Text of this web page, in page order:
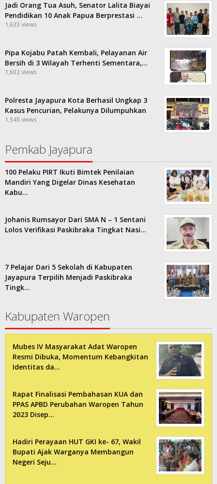
Jadi Orang Tua Asuh, Senator Lalita Biayai
Pendidikan 10 Anak Papua Berprestasi …
1,633 views
Pipa Kojabu Patah Kembali, Pelayanan Air
Bersih di 3 Wilayah Terhenti Sementara,…
1,602 views
Polresta Jayapura Kota Berhasil Ungkap 3
Kasus Pencurian, Pelakunya Dilumpuhkan
1,545 views
Pemkab Jayapura
100 Pelaku PIRT Ikuti Bimtek Penilaian
Mandiri Yang Digelar Dinas Kesehatan
Kabu…
Johanis Rumsayor Dari SMA N – 1 Sentani
Lolos Verifikasi Paskibraka Tingkat Nasi…
7 Pelajar Dari 5 Sekolah di Kabupaten
Jayapura Terpilih Menjadi Paskibraka
Tingk…
Kabupaten Waropen
Mubes IV Masyarakat Adat Waropen
Resmi Dibuka, Momentum Kebangkitan
Identitas da…
Rapat Finalisasi Pembahasan KUA dan
PPAS APBD Perubahan Waropen Tahun
2023 Disep…
Hadiri Perayaan HUT GKI ke- 67, Wakil
Bupati Ajak Warganya Membangun
Negeri Seju…